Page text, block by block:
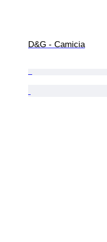
D&G - Camicia